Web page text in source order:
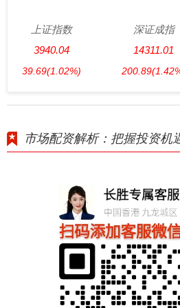
上证指数
3940.04
39.69(1.02%)
深证成指
14311.01
200.89
市场配资解析：把握投资机